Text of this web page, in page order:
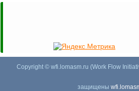
Copyright © wfi.lomasm.ru (Work Flow
защищены